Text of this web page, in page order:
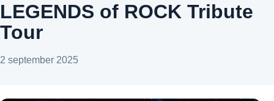
LEGENDS of ROCK Tribute
Tour
2 september 2025